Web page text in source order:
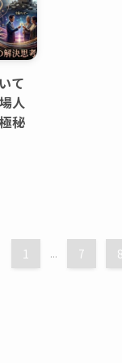
て
人
秘
1 ... 7 8